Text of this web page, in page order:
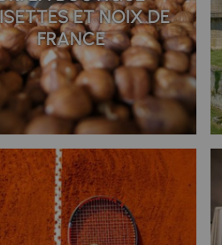
ET NOIX DE
FRANCE